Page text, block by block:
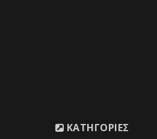
ΚΑΤΗΓΟΡΊΕΣ